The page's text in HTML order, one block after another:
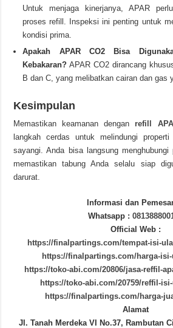
Untuk menjaga kinerjanya, APAR
proses refill. Inspeksi ini penting untuk
kondisi prima.
Apakah APAR CO2 Bisa
Kebakaran? APAR CO2 dirancang
B dan C, yang melibatkan cairan dan gas
Kesimpulan
Memastikan keamanan dengan refill
langkah cerdas untuk melindungi
sayangi. Anda bisa langsung
memastikan tabung Anda selalu siap
darurat.
Informasi dan
Whatsapp :
Official Web :
https://finalpartings.com/tempat-isi-
https://finalpartings.com/harga-
https://toko-abi.com/20806/jasa-reffil-
https://toko-abi.com/20759/reffil-
https://finalpartings.com/harga-
Alamat
Jl. Tanah Merdeka VI No.37, Rambutan